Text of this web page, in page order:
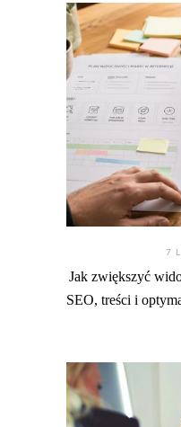
7
Jak zwiększyć
SEO, treści i